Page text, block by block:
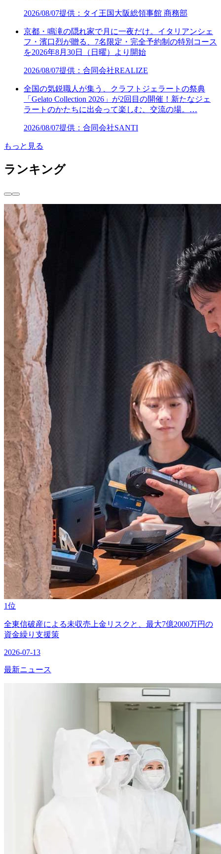
2026/08/07提供：タイ王国大阪総領事館 商務部
京都・鳴滝の隠れ家で月に一夜だけ。イタリアンシェ
フ・濱口烈が贈る、7名限定・完全予約制の特別コース
を2026年8月30日（日曜）より開始
2026/08/07提供：合同会社REALIZE
全国の気鋭職人が集う、クラフトジェラートの祭典
「Gelato Collection 2026」が2回目の開催！新たなジェ
ラートのかたちに出会って楽しむ、交流の場。…
2026/08/07提供：合同会社SANTI
もっと見る
ランキング
1位
全東信破産による未収売上金リスクと、最大7億2000万円の
資金繰り支援策
2026-07-13
最新ニュース